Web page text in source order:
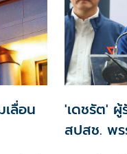
ลื่อน
'เดชรัต'
สปสช. พ